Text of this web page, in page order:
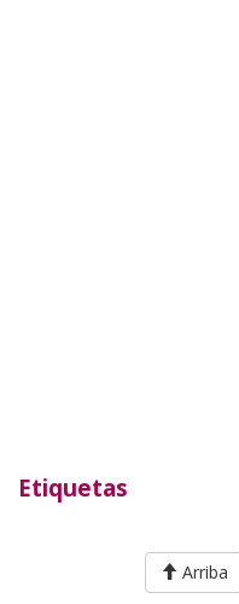
Etiquetas
Arriba